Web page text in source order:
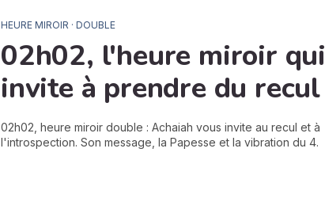
HEURE MIROIR · DOUBLE
02h02, l'heure miroir qui
invite à prendre du recul
02h02, heure miroir double : Achaiah vous invite au recul et à
l'introspection. Son message, la Papesse et la vibration du 4.